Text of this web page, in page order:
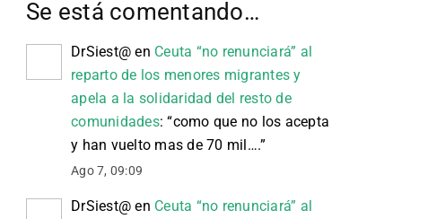
Se está comentando…
DrSiest@ en Ceuta “no renunciará” al
reparto de los menores migrantes y
apela a la solidaridad del resto de
comunidades: “como que no los acepta
y han vuelto mas de 70 mil….”
Ago 7, 09:09
DrSiest@ en Ceuta “no renunciará” al